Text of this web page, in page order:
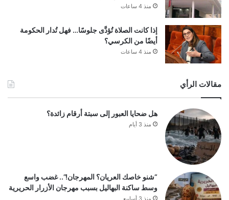
منذ 4 ساعات
إذا كانت الصلاة تُؤدَّى جلوسًا… فهل تُدار الحكومة
أيضًا من الكرسي؟
منذ 4 ساعات
مقالات الرأي
هل ضحايا العبور إلى سبتة أرقام زائدة؟
منذ 3 أيام
“شنو خاصك العريان؟ المهرجان!”.. غضب واسع
وسط ساكنة البهاليل بسبب مهرجان الأزرار الحريرية
منذ 3 أسابيع